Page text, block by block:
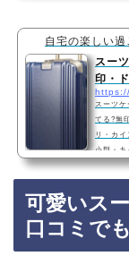
自宅の楽しい過
スー
印・
スーツ
てる?無
リ・カ
小型・キ
カメラな
ーに売っ
楽天でも
め３選
可愛いス
口コミで